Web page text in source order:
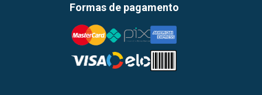
Formas de pagamento